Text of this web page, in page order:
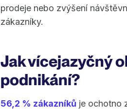
prodeje nebo zvýšení
zákazníky.
Jak vícejazyčný
podnikání?
56,2 % zákazníků je ochotno